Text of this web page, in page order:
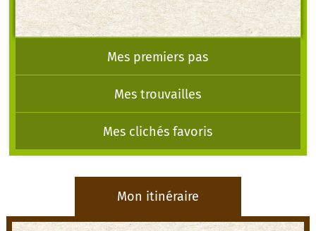
Mes premiers pas
Mes trouvailles
Mes clichés favoris
Mon itinéraire